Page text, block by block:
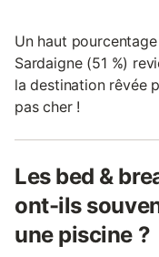
Un haut
Sardaigne (51 %)
la destination rêvée
pas cher !
Les bed &
ont-ils
une piscine ?